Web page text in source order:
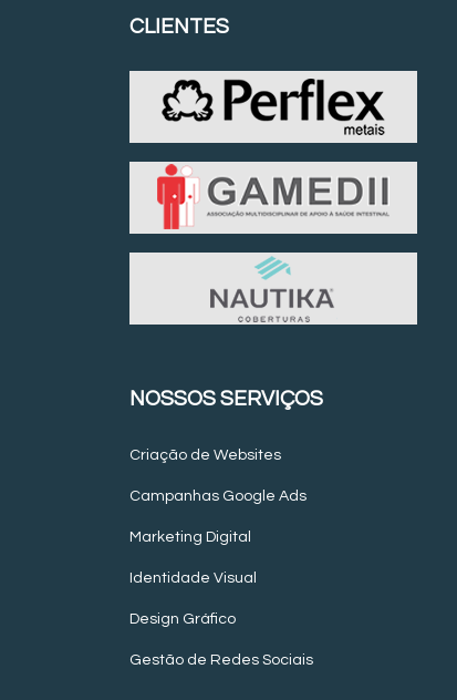
CLIENTES
NOSSOS SERVIÇOS
Criação de Websites
Campanhas Google Ads
Marketing Digital
Identidade Visual
Design Gráfico
Gestão de Redes Sociais